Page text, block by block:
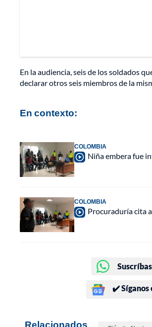
En la audiencia, seis de los soldados
declarar otros seis miembros de la
En contexto:
COLOMBIA
Niña embera fue
COLOMBIA
Procuraduría cita
✔️ Síganos
Relacionados